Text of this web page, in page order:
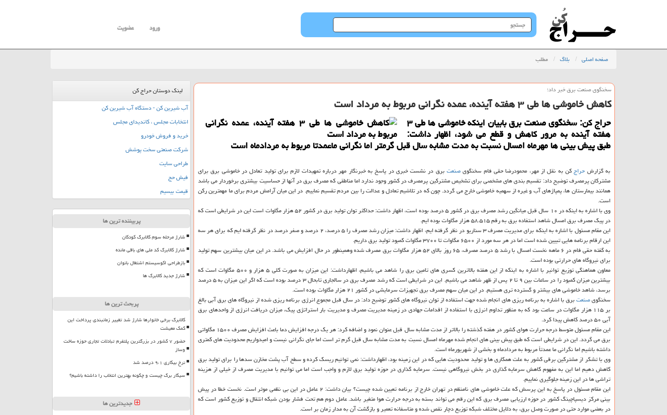
جستجو
در
ورود عضویت
صفحه اصلی بلاگ مطلب
سخنگوی صنعت برق خبر داد؛
كاهش خاموشی ها طی ۳ هفته آینده، عمده نگرانی مربوط به مرداد است
حراج كن: سخنگوی صنعت برق بابیان اینكه خاموشی ها طی ۳
هفته آینده به مرور كاهش و قطع می شود، اظهار داشت:
طبق پیش بینی ها مهرماه امسال نسبت به مدت مشابه سال قبل گرمتر اما نگرانی ماعمدتا مربوط به مردادماه است
به گزارش حراجكن به نقل از مهر، محمودرضا حقی فام سخنگویصنعتبرق در نشست خبری در پاسخ به خبرنگار مهر درباره تمهیدات لازم برای تولید تعادل در خاموشی برق برای
مشتركان پرمصرف توضیح داد: تقسیم بندی های مشخصی برای تشخیص مشتركین پرمصرف در كشور وجود ندارد اما مناطقی كه مصرف برق در آنها از حساسیت بیشتری برخوردار می باشد
همانند بیمارستان ها، پمپاژهای آب و غیره از سهمیه خاموشی خارج می گردد. چون كه در تلاشیم تعادل و عدالت را بین مردم تقسیم نماییم. در این میان آرامش مردم برای ما مهمترین ركن
است.
وی با اشاره به اینكه در ۱۰ سال قبل میانگین رشد مصرف برق در كشور ۵ درصد بوده است، اظهار داشت: حداكثر توان تولید برق در كشور ۵۲ هزار مگاوات است این در شرایطی است كه
در پیك مصرف برق امسال شاهد استفاده برق به رقم ۵۸.۵۱۵ هزار مگاوات بوده ایم.
این مقام مسئول با اشاره به اینكه برای مدیریت مصرف ۳ سناریو در نظر گرفته ایم، اظهار داشت: میزان رشد مصرف را ۵ درصد، ۲ درصد و صفر درصد در نظر گرفته ایم كه برای هر سه
این ارقام برنامه هایی تبیین شده است اما در هر سه مورد از ۶۵۰۰ مگاوات تا ۳۷۰۰ مگاوات كمبود تولید برق داریم.
به گفته حقی فام در ۶ ماهه نخست امسال با رشد ۵ درصد مصرف، ۶۵ روز بالای ۵۲ هزار مگاوات برق مصرف شده وهمینطور در حال افزایش می باشد. در این میان بیشترین سهم تولید
برای نیروگاه های حرارتی بوده است.
معاون هماهنگی توزیع توانیر با اشاره به اینكه از این هفته بالاترین كسری های تامین برق را شاهد می باشیم، اظهارداشت: این میزان به صورت كلی ۵ هزار و ۵۰۰ مگاوات است كه
بیشترین میزان كمبود را در ساعات بین ۹ تا ۲ پس از ظهر شاهد می باشیم. این در شرایطی است كه رشد مصرف برق در سالجاری تابحال ۳ درصد بوده است كه اگر این میزان به ۵ درصد
برسد، شاهد خاموشی های بیشتر و گسترده تری هستیم. در این میان سهم مصرف برق تجهیزات سرمایشی در كشور ۲۱ هزار مگاوات بوده است.
سخنگویصنعتبرق با اشاره به برنامه ریزی های انجام شده جهت استفاده از توان نیروگاه های كشور توضیح داد: در سال قبل مجموع انرژی برنامه ریزی شده از نیروگاه های برق آبی بالغ
بر ۱۱۵ هزار مگاوات در ساعت بود كه به منظور تداوم انرژی با استفاده از اقدامات جهادی در زمینه مدیریت مصرف و مدیریت بار استراتژی پیك، میزان دریافت انرژی از واحدهای برق
آبی ۵۰ درصد كاهش پیدا كرد.
این مقام مسئول متوسط درجه حرارت هوای كشور در هفته گذشته را بالاتر از مدت مشابه سال قبل عنوان نمود و اضافه كرد: هر یك درجه افزایش دما باعث افزایش مصرف ۱۵۰۰ مگاواتی
برق می گردد. این در شرایطی است كه طبق پیش بینی های انجام شده مهرماه امسال نسبت به مدت مشابه سال قبل گرم تر است اما جای نگرانی نیست و امیدواریم محدودیت های كمتری
داشته باشیم اما نگرانی ما عمدتاً مربوط به مردادماه و بخشی از شهریورماه است.
وی با تشكر از مشتركین برقی كشور به علت همكاری ها و تولید محدودیت هایی كه در این زمینه بود، اظهارداشت: نمی توانیم ریسك كرده و سطح آب پشت مخازن سدها را برای تولید برق
كاهش دهیم اما این به مفهوم كاهش سرمایه گذاری در بخش نیروگاهی نیست. سرمایه گذاری در حوزه تولید برق لازم و واجب است اما می توانیم با مدیریت مصرف از خیلی از هزینه
تراشی ها در این زمینه جلوگیری نماییم.
این مقام مسئول در پاسخ به این پرسش كه علت خاموشی های نامنظم در تهران خارج از برنامه تعیین شده چیست؟ بیان داشت: ۲ عامل در این بی نظمی موثر است. نخست خطا در پیش
بینی مركز دیسپاچینگ كشور در حوزه ارزیابی مصرف برق كه این رقم می تواند بسته به درجه حرارت هوا متغیر باشد. عامل دوم هم تحت فشار بودن شبكه انتقال و توزیع كشور است كه
در بعضی موارد حتی در صورت وصل برق، به دلایل مختلف شبكه توزیع دچار نقص شده و متاسفانه تعمیر و بازگشت آن به مدار زمان بر است.
لینک دوستان حراج کن
آب شیرین کن - دستگاه آب شیرین کن
انتخابات مجلس ، کاندیدای مجلس
خرید و فروش خودرو
شرکت صنعتی سخت پوشش
طراحی سایت
فیش حج
قیمت بیسیم
پربیننده ترین ها
شارژ مرحله سوم کالابرگ کودکان
شارژ کالابرگ کد ملی های باقی مانده
بازطراحی اکوسیستم اشتغال بانوان
شارژ جدید کالابرگ ها
پربحث ترین ها
کالابرگ برخی خانوارها شارژ شد تغییر زمانبندی پرداخت این
کمک معیشت
حضور ۷ کشور در بزرگترین پلتفرم تبادلات تجاری حوزه ساخت
وساز
نرخ بیکاری ۹،۱ درصد شد
سیگار برگ چیست و چگونه بهترین انتخاب را داشته باشیم؟
جدیدترین ها